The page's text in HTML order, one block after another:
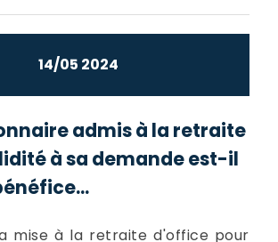
14/05 2024
admis à la retraite
à sa demande est-il
mise à la retraite d'office pour